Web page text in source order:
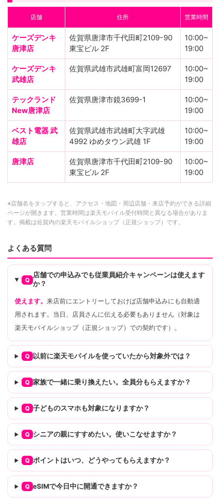
店舗 住所 営業時間
ケーズデンキ
唐津店
佐賀県唐津市千代田町2109ｰ90
東宝ビル 2F
10:00~
19:00
ケーズデンキ
武雄店
佐賀県武雄市武雄町富岡12697
10:00~
19:00
テックランド
New唐津店
佐賀県唐津市鏡3699-1
10:00~
19:00
ベスト電器 武
雄店
佐賀県武雄市武雄町大字武雄
4992 ゆめタウン武雄 1F
10:00~
19:00
唐津店
佐賀県唐津市千代田町2109ｰ90
東宝ビル 2F
10:00~
19:00
※店舗名をタップすると、アクセス・地図・周辺店舗・来店予約ができる詳細
ページが開きます。営業時間は楽天モバイル受付時間と異なる場合がありま
す。掲載は佐賀内の楽天モバイルショップ（正規ショップ）です。
よくある質問
Q
店舗での申込みでも従業員紹介キャンペーンは使えます
か？
使えます。 来店前にエントリーしておけば店舗申込みにも自動適
用されます。当日、店員さんに伝える必要もありません（対象は
楽天モバイルショップ（正規ショップ）での契約です）。
Q 以前に楽天モバイルを使っていたから対象外では？
Q 家族で一緒に乗り換えたい。全員分もらえますか？
Q 子どものスマホも対象になりますか？
Q シニアの親にすすめたい。使いこなせますか？
Q ポイントはいつ、どうやってもらえますか？
Q eSIMで今日中に開通できますか？